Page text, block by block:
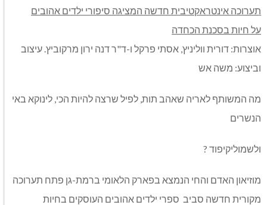
תערוכה אינטראקטיבית חדשה המציגה סיפורי ילדים אהובים
על חיות בסכנת הכחדה
אוצרות: דורית ווליניץ, אסתי פרקל ו-ד"ר דנה ירון מרקוביץ. עיצוב
וביצוע: משה אש
מה המשותף לאריה שאהב תות, לפיל שרצה להיות הכי, לינוקא באי
הנשרים
ולשמוליקיפוד ?
מוזיאון האדם והחי הנמצא בפארק הלאומי ברמת-גן פתח תערוכה
מקורית חדשה סביב ספרי ילדים אהובים העוסקים בחיות